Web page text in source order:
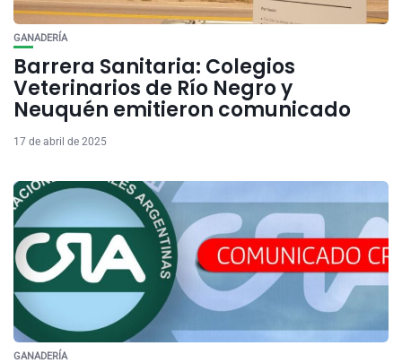
GANADERÍA
Barrera Sanitaria: Colegios
Veterinarios de Río Negro y
Neuquén emitieron comunicado
17 de abril de 2025
GANADERÍA